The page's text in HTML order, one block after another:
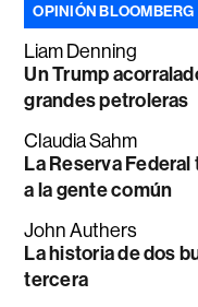
OPINIÓN BLOOMBERG
Liam Denning
Un Trump
grandes petroleras
Claudia Sahm
La Reserva
a la gente común
John Authers
La historia de dos
tercera